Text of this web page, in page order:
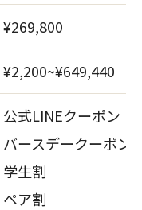
¥269,800
¥2,200~¥649,440
公式LINEクーポン
バースデークーポン
学生割
ペア割